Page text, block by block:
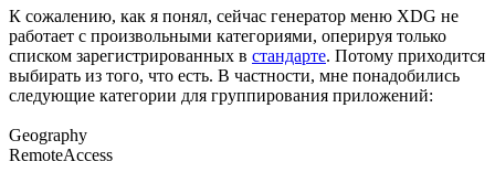
К сожалению, как я понял, сейчас генератор меню XDG не
работает с произвольными категориями, оперируя только
списком зарегистрированных в стандарте. Потому приходится
выбирать из того, что есть. В частности, мне понадобились
следующие категории для группирования приложений:
Geography
RemoteAccess